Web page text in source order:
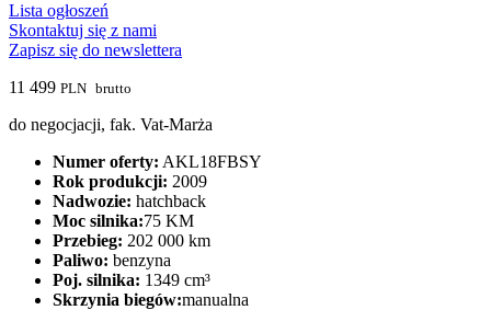
Lista ogłoszeń
Skontaktuj się z nami
Zapisz się do newslettera
11 499 PLN brutto
do negocjacji, fak. Vat-Marża
Numer oferty: AKL18FBSY
Rok produkcji: 2009
Nadwozie: hatchback
Moc silnika:75 KM
Przebieg: 202 000 km
Paliwo: benzyna
Poj. silnika: 1349 cm³
Skrzynia biegów:manualna